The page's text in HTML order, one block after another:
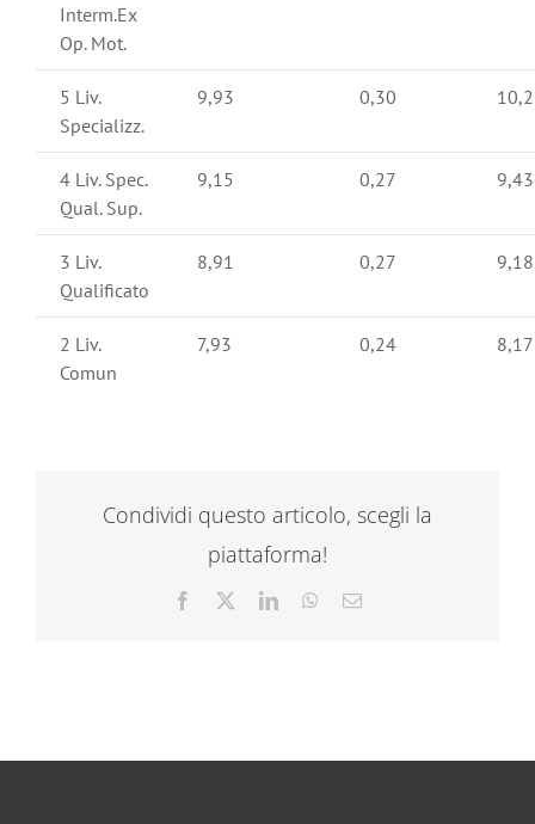
Interm.Ex
Op. Mot.
5 Liv.
Specializz.
9,93 0,30
4 Liv. Spec.
Qual. Sup.
9,15 0,27 9,43
3 Liv.
Qualificato
8,91 0,27 9,18
2 Liv.
Comun
7,93 0,24 8,17
Condividi questo articolo, scegli la
piattaforma!
Facebook LinkedInWhatsApp
Email